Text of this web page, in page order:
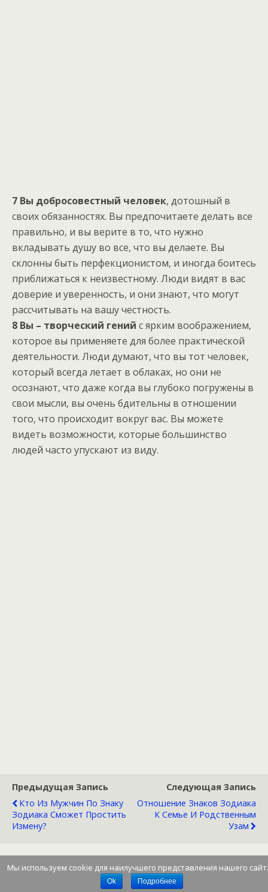
7 Вы добросовестный человек, дотошный в
своих обязанностях. Вы предпочитаете делать все
правильно, и вы верите в то, что нужно
вкладывать душу во все, что вы делаете. Вы
склонны быть перфекционистом, и иногда боитесь
приближаться к неизвестному. Люди видят в вас
доверие и уверенность, и они знают, что могут
рассчитывать на вашу честность.
8 Вы – творческий гений с ярким воображением,
которое вы применяете для более практической
деятельности. Люди думают, что вы тот человек,
который всегда летает в облаках, но они не
осознают, что даже когда вы глубоко погружены в
свои мысли, вы очень бдительны в отношении
того, что происходит вокруг вас. Вы можете
видеть возможности, которые большинство
людей часто упускают из виду.
Предыдущая Запись
Кто Из Мужчин По Знаку
Зодиака Сможет Простить
Измену?
Следующая Запись
Отношение Знаков Зодиака
К Семье И Родственным
Узам
Мы используем cookie для наилучшего представления нашего
Ok Подробнее
Наверх